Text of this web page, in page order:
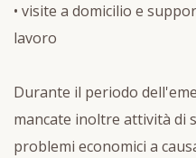
• visite a domicilio e
lavoro
Durante il periodo
mancate inoltre attività di
problemi economici a